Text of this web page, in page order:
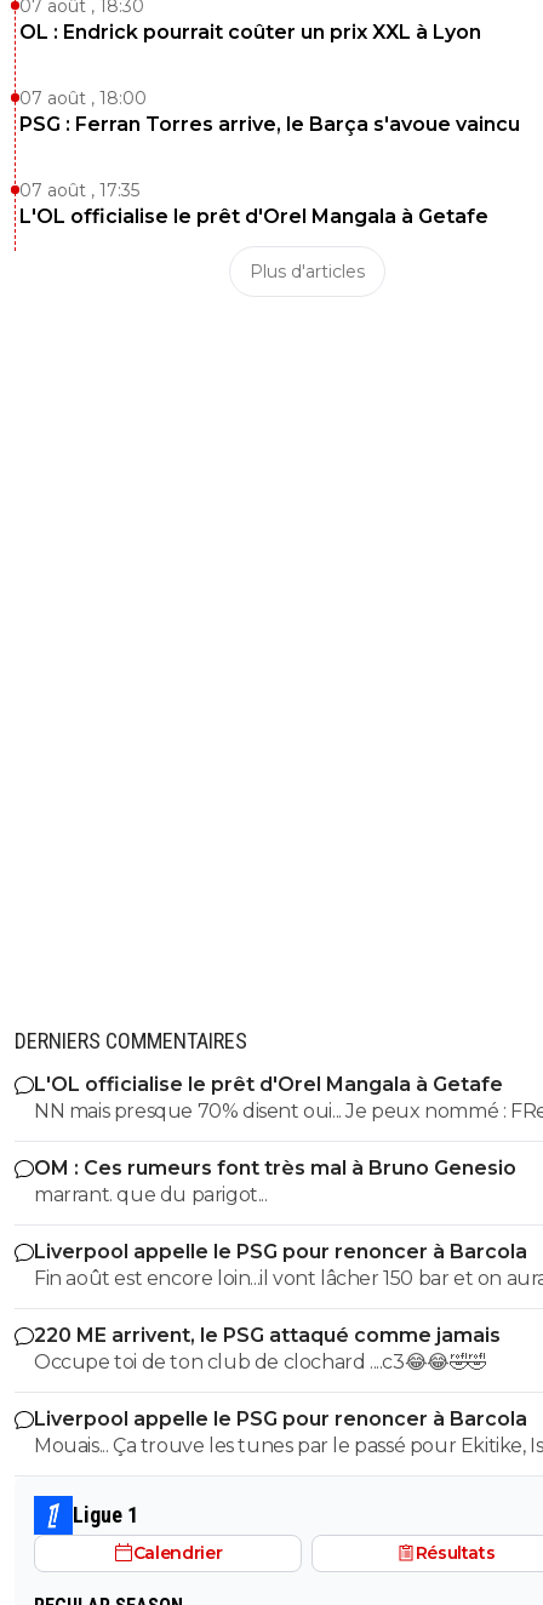
07 août , 18:30
OL : Endrick pourrait coûter un prix XXL à Lyon
07 août , 18:00
PSG : Ferran Torres arrive, le Barça s'avoue vaincu
07 août , 17:35
L'OL officialise le prêt d'Orel Mangala à Getafe
Plus d'articles
DERNIERS COMMENTAIRES
L'OL officialise le prêt d'Orel Mangala à Getafe
NN mais presque 70% disent oui... Je peux nommé : FRed
Piquionne, Youssouf koné, Fabian Monzon, Djamel
Benlamri, Slimani (Ballon d'or d'après NAbil Djelit), Nadir
Beladj John Mensah, Kader Keita et le nomber one :
Gourcuff. Donc dire que Mangala est dans le top 5 des
recrutements de notre club...
OM : Ces rumeurs font très mal à Bruno Genesio
marrant. que du parigot...
Liverpool appelle le PSG pour renoncer à Barcola
Fin août est encore loin...il vont lâcher 150 bar et on
une sacrée plus-value 😁😄 merci Sergio 50 bar pour
!!!!!
220 ME arrivent, le PSG attaqué comme jamais
Occupe toi de ton club de clochard ....c3😂😂🤣🤣
Liverpool appelle le PSG pour renoncer à Barcola
Mouais... Ça trouve les tunes par le passé pour Ekitike,
Wirtz et la fait genre ils ont pas l'argent ! Allez vous faire
foutre si c'est vrai !
Ligue 1
Calendrier Résultats